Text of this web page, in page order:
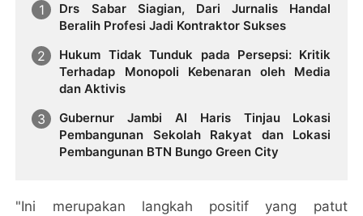
Drs Sabar Siagian, Dari Jurnalis Handal
Beralih Profesi Jadi Kontraktor Sukses
Hukum Tidak Tunduk pada Persepsi: Kritik
Terhadap Monopoli Kebenaran oleh Media
dan Aktivis
Gubernur Jambi Al Haris Tinjau Lokasi
Pembangunan Sekolah Rakyat dan Lokasi
Pembangunan BTN Bungo Green City
"Ini merupakan langkah positif yang patut